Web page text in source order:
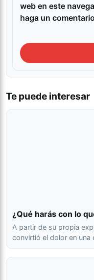
web en este
haga un
Te puede interesar
¿Qué harás con lo
A partir de su propia
convirtió el dolor en una